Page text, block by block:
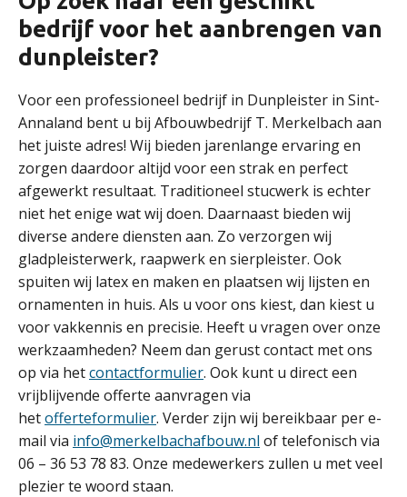
bedrijf voor het aanbrengen van
dunpleister?
Voor een professioneel bedrijf in Dunpleister in Sint-
Annaland bent u bij Afbouwbedrijf T. Merkelbach aan
het juiste adres! Wij bieden jarenlange ervaring en
zorgen daardoor altijd voor een strak en perfect
afgewerkt resultaat. Traditioneel stucwerk is echter
niet het enige wat wij doen. Daarnaast bieden wij
diverse andere diensten aan. Zo verzorgen wij
gladpleisterwerk, raapwerk en sierpleister. Ook
spuiten wij latex en maken en plaatsen wij lijsten en
ornamenten in huis. Als u voor ons kiest, dan kiest u
voor vakkennis en precisie. Heeft u vragen over onze
werkzaamheden? Neem dan gerust contact met ons
op via hetcontactformulier. Ook kunt u direct een
vrijblijvende offerte aanvragen via
hetofferteformulier. Verder zijn wij bereikbaar per e-
mail via info@merkelbachafbouw.nl of telefonisch via
06 – 36 53 78 83. Onze medewerkers zullen u met veel
plezier te woord staan.